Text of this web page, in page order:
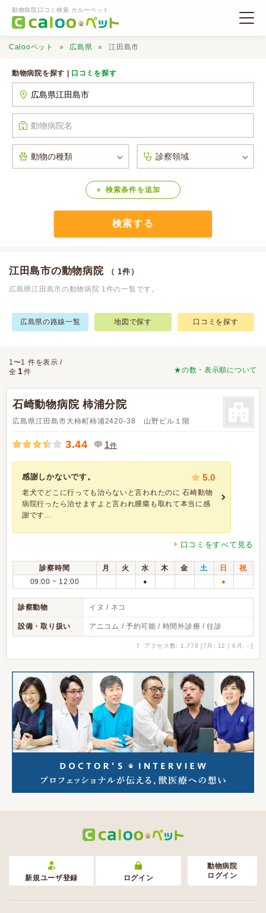
動物病院口コミ検索 カルーペット
口コミ検索
Calooペットとは？
Calooペット 広島県 江田島市
動物病院を探す | 口コミを探す
検索条件 を追加
検索する
江田島市の動物病院 （ 1件）
広島県江田島市の動物病院 1件の一覧です。
広島県の路線一覧 地図で探す 口コミを探す
★の数・表示順について
1〜1 件を表示 /
全 1件
石崎動物病院 柿浦分院
広島県江田島市大柿町柿浦2420-38 山野ビル１階
3.44 1件
感謝しかないです。 5.0
老犬でどこに行っても治らないと言われたのに 石崎動物
病院行ったら治せますよと言われ腫瘍も取れて本当に感
謝です...
口コミをすべて見る
診察時間 月 火 水 木 金 土 日
祝
09:00 ~ 12:00
● ●
診察動物 イヌ / ネコ
設備・取り扱い アニコム / 予約可能 / 時間外診療 / 往診
↑ アクセス数: 1,778 [7月: 12 | 6月: - ]
新規ユーザ登録 ログイン
動物病院
ログイン